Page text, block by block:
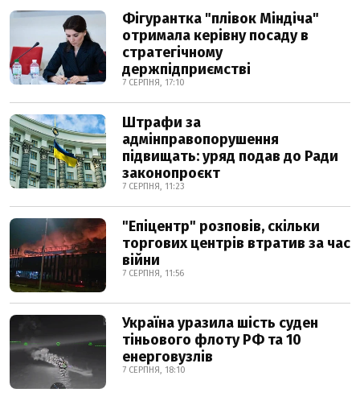
Фігурантка "плівок Міндіча"
отримала керівну посаду в
стратегічному
держпідприємстві
7 СЕРПНЯ, 17:10
Штрафи за
адмінправопорушення
підвищать: уряд подав до Ради
законопроєкт
7 СЕРПНЯ, 11:23
"Епіцентр" розповів, скільки
торгових центрів втратив за час
війни
7 СЕРПНЯ, 11:56
Україна уразила шість суден
тіньового флоту РФ та 10
енерговузлів
7 СЕРПНЯ, 18:10